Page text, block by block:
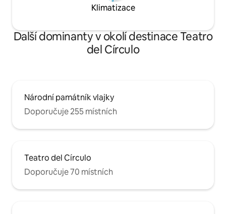
Klimatizace
Další dominanty v okolí destinace Teatro
del Círculo
Národní památník vlajky
Doporučuje 255 místních
Teatro del Círculo
Doporučuje 70 místních